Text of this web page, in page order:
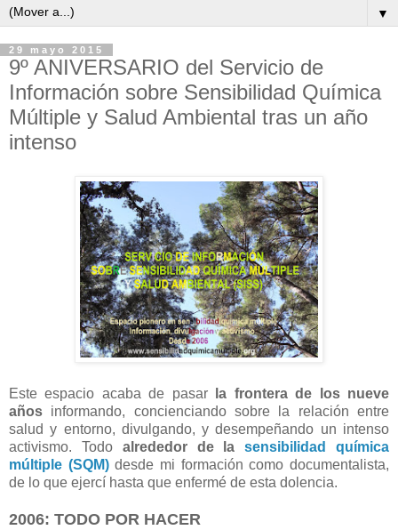
▼
29 mayo 2015
9º ANIVERSARIO del Servicio de
Información sobre Sensibilidad Química
Múltiple y Salud Ambiental tras un año
intenso
Este espacio acaba de pasar
la frontera de los nueve
años informando, concienciando sobre la relación entre
salud y entorno, divulgando, y desempeñando un intenso
activismo. Todo alrededor de lasensibilidad química
múltiple (SQM)desde mi formación como documentalista,
de lo que ejercí hasta que enfermé de esta dolencia.
2006: TODO POR HACER